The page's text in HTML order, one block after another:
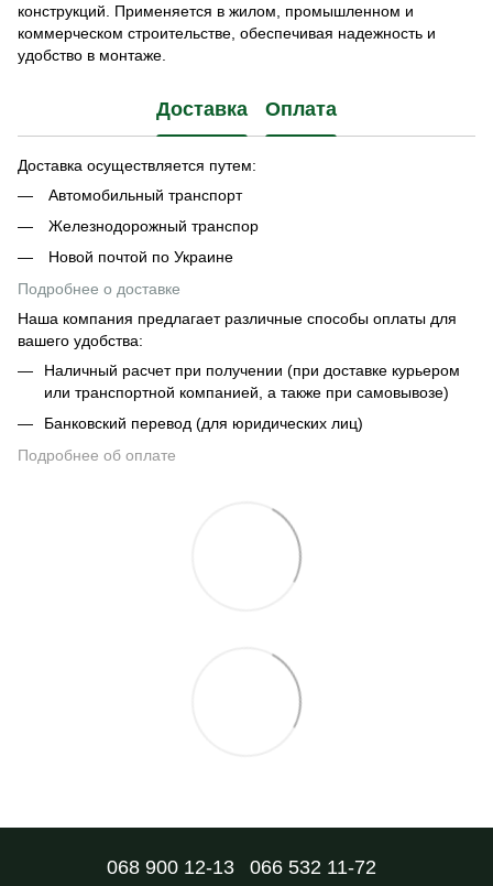
конструкций. Применяется в жилом, промышленном и
коммерческом строительстве, обеспечивая надежность и
удобство в монтаже.
Доставка Оплата
Доставка осуществляется путем:
Автомобильный транспорт
Железнодорожный транспор
Новой почтой по Украине
Подробнее о доставке
Наша компания предлагает различные способы оплаты для
вашего удобства:
Наличный расчет при получении (при доставке курьером
или транспортной компанией, а также при самовывозе)
Банковский перевод (для юридических лиц)
Подробнее об оплате
068 900 12-13 066 532 11-72